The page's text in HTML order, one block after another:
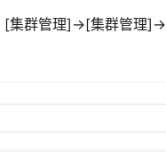
[集群管理] ->[集群管理] ->